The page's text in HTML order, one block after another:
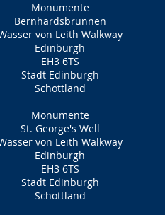
Monumente
Bernhardsbrunnen
von Leith Walkway
Edinburgh
EH3 6TS
Stadt Edinburgh
Schottland
Monumente
St. George's Well
von Leith Walkway
Edinburgh
EH3 6TS
Stadt Edinburgh
Schottland